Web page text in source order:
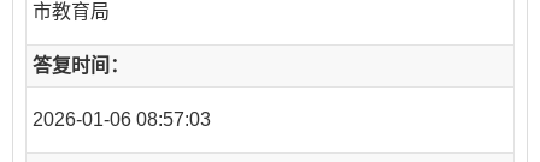
市教育局
答复时间：
2026-01-06 08:57:03